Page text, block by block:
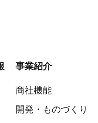
事業紹介
商社機能
開発・ものづくり